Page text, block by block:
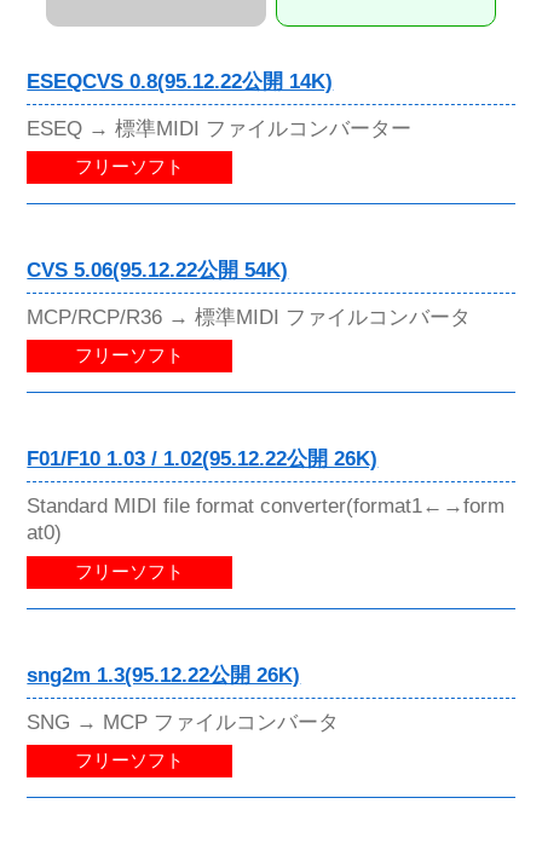
ESEQCVS 0.8(95.12.22公開 14K)
ESEQ → 標準MIDI ファイルコンバーター
フリーソフト
CVS 5.06(95.12.22公開 54K)
MCP/RCP/R36 → 標準MIDI ファイルコンバータ
フリーソフト
F01/F10 1.03 / 1.02(95.12.22公開 26K)
Standard MIDI file format converter(format1←→form
at0)
フリーソフト
sng2m 1.3(95.12.22公開 26K)
SNG → MCP ファイルコンバータ
フリーソフト